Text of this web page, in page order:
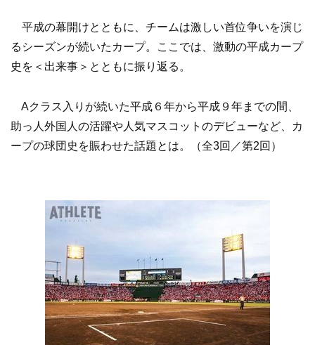
平成の幕開けとともに、チームは激しい首位争いを演じ
るシーズンが続いたカープ。ここでは、激動の平成カープ
史を＜出来事＞とともに振り返る。
Aクラス入りが続いた平成６年から平成９年までの間、
助っ人外国人の活躍や人気マスコットのデビューなど、カ
ープの球団史を賑わせた話題とは。（全3回／第2回）